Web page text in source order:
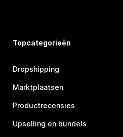
Topcategorieën
Dropshipping
Marktplaatsen
Productrecensies
Upselling en bundels